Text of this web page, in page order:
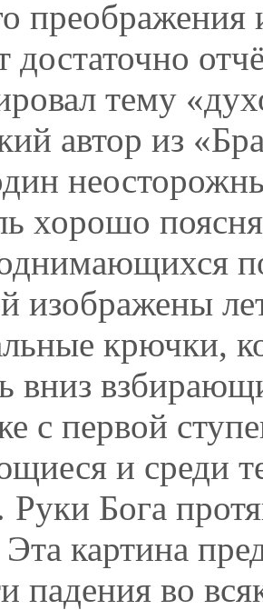
достаточно
тему
автор из
хорошо
изображены
крючки,
вниз
с первой
и среди
Бога
картина
падения во